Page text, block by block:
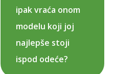
ipak vraća onom
modelu koji joj
najlepše stoji
ispod odeće?